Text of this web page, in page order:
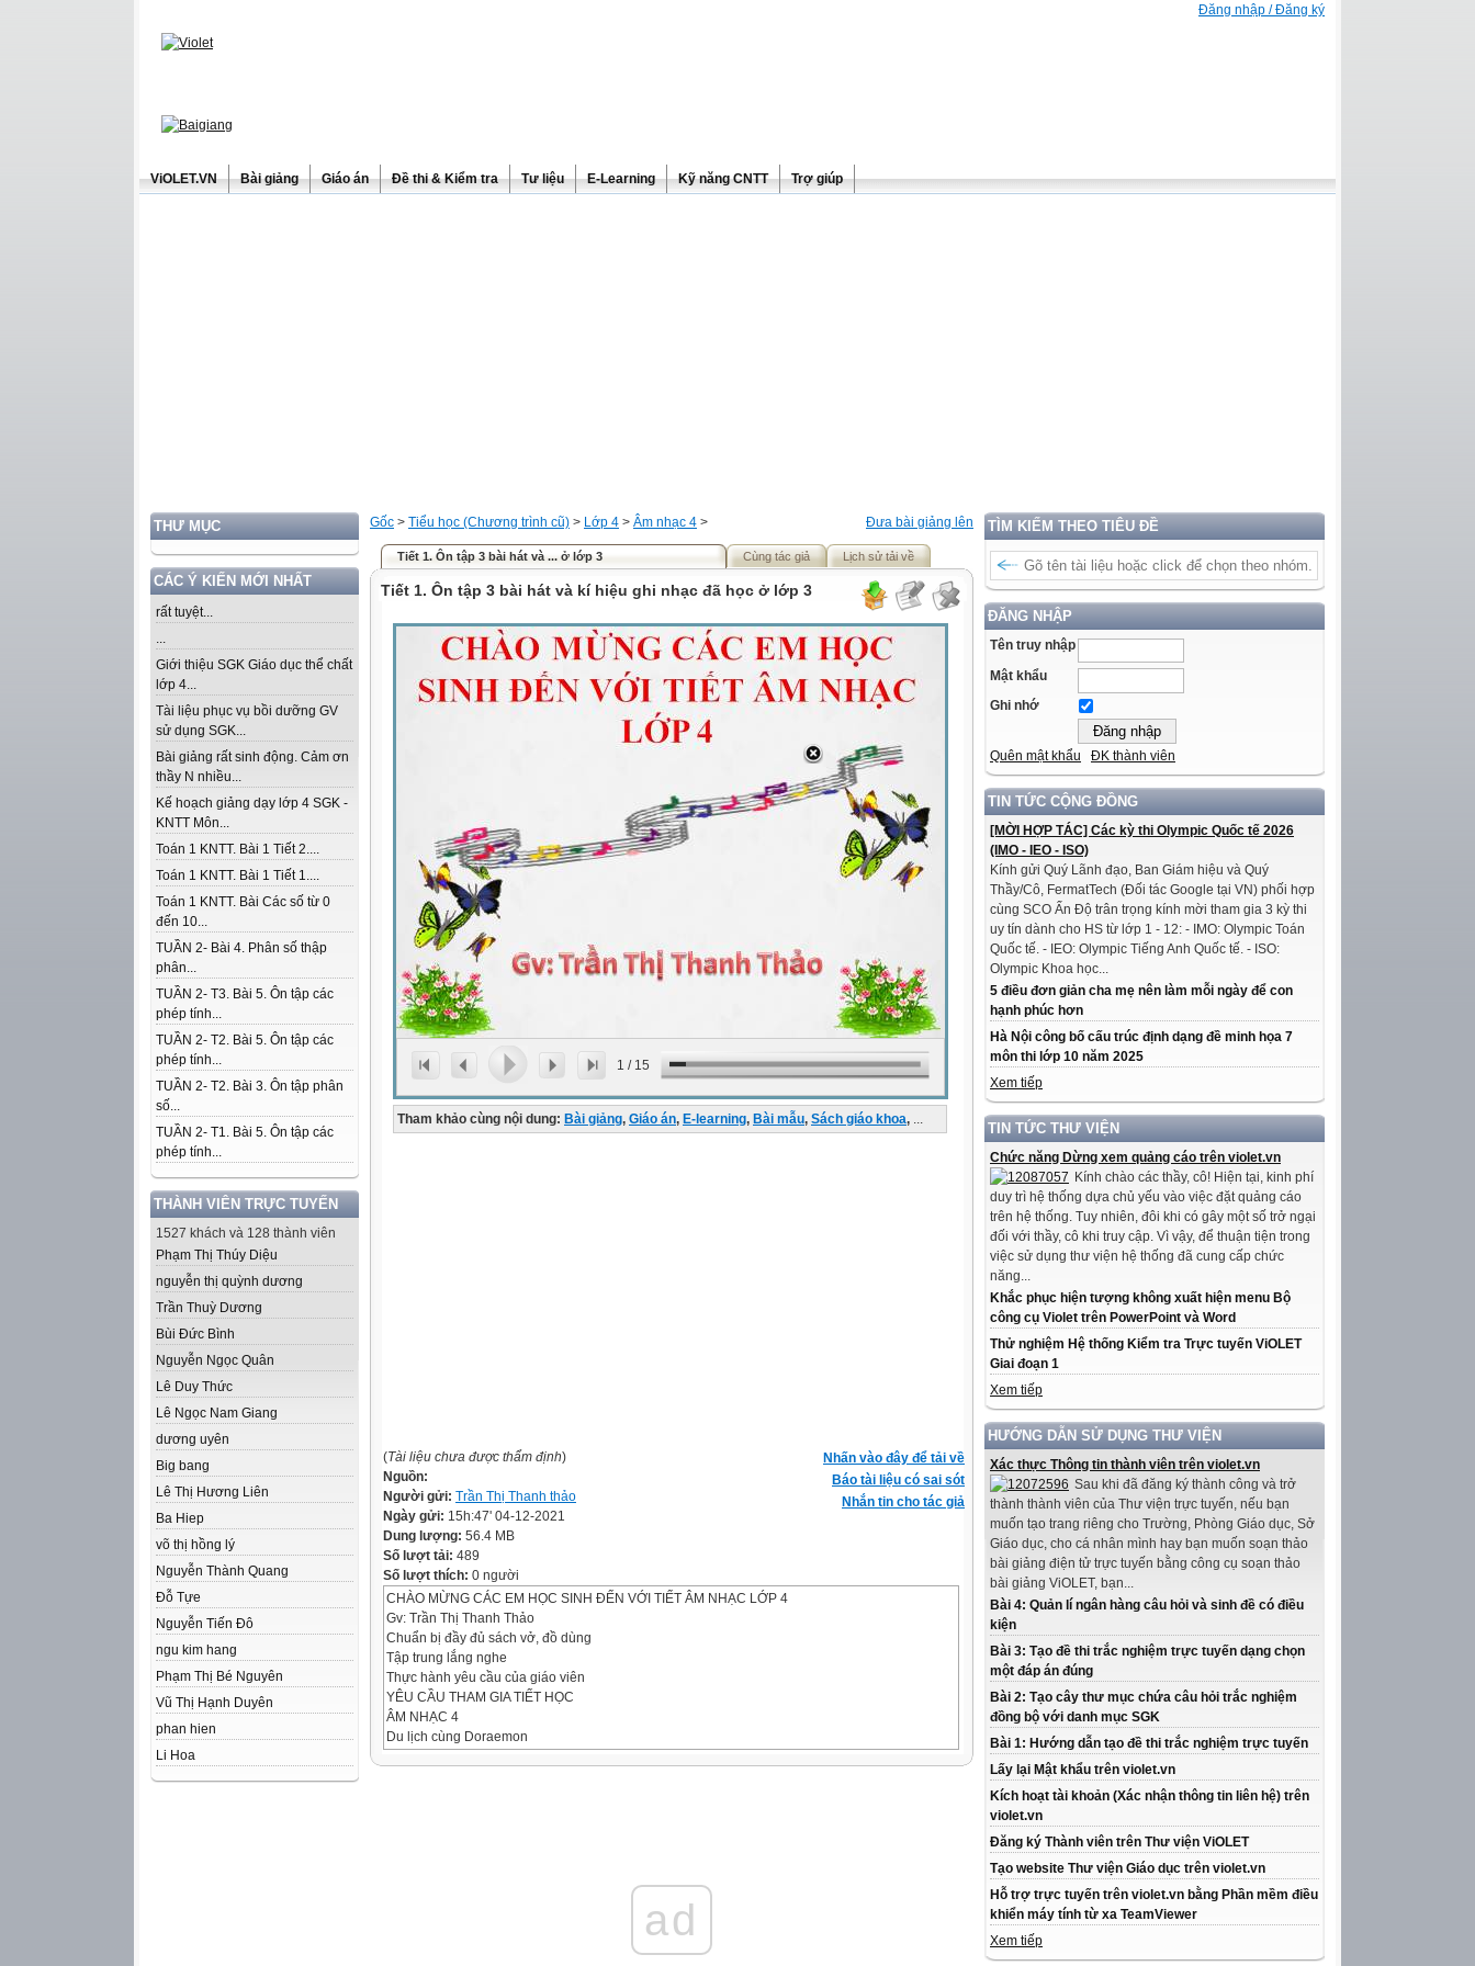
Đăng nhập / Đăng ký
ViOLET.VN Bài giảng Giáo án Đề thi & Kiểm tra Tư liệu E-Learning Kỹ năng CNTT Trợ giúp
THƯ MỤC
CÁC Ý KIẾN MỚI NHẤT
rất tuyệt...
...
Giới thiệu SGK Giáo dục thể chất
lớp 4...
Tài liệu phục vụ bồi dưỡng GV
sử dụng SGK...
Bài giảng rất sinh động. Cảm ơn
thầy N nhiều...
Kế hoạch giảng dạy lớp 4 SGK -
KNTT Môn...
Toán 1 KNTT. Bài 1 Tiết 2....
Toán 1 KNTT. Bài 1 Tiết 1....
Toán 1 KNTT. Bài Các số từ 0
đến 10...
TUẦN 2- Bài 4. Phân số thập
phân...
TUẦN 2- T3. Bài 5. Ôn tập các
phép tính...
TUẦN 2- T2. Bài 5. Ôn tập các
phép tính...
TUẦN 2- T2. Bài 3. Ôn tập phân
số...
TUẦN 2- T1. Bài 5. Ôn tập các
phép tính...
THÀNH VIÊN TRỰC TUYẾN
1527 khách và 128 thành viên
Phạm Thị Thúy Diệu
nguyễn thị quỳnh dương
Trần Thuỳ Dương
Bùi Đức Bình
Nguyễn Ngọc Quân
Lê Duy Thức
Lê Ngọc Nam Giang
dương uyên
Big bang
Lê Thị Hương Liên
Ba Hiep
võ thị hồng lý
Nguyễn Thành Quang
Đỗ Tựe
Nguyễn Tiến Đô
ngu kim hang
Phạm Thị Bé Nguyên
Vũ Thị Hạnh Duyên
phan hien
Li Hoa
TÌM KIẾM THEO TIÊU ĐỀ
ĐĂNG NHẬP
Tên truy nhập
Mật khẩu
Ghi nhớ
Quên mật khẩu ĐK thành viên
TIN TỨC CỘNG ĐỒNG
[MỜI HỢP TÁC] Các kỳ thi Olympic Quốc tế 2026
(IMO - IEO - ISO)
Kính gửi Quý Lãnh đạo, Ban Giám hiệu và Quý
Thầy/Cô, FermatTech (Đối tác Google tại VN) phối hợp
cùng SCO Ấn Độ trân trọng kính mời tham gia 3 kỳ thi
uy tín dành cho HS từ lớp 1 - 12: - IMO: Olympic Toán
Quốc tế. - IEO: Olympic Tiếng Anh Quốc tế. - ISO:
Olympic Khoa học...
5 điều đơn giản cha mẹ nên làm mỗi ngày để con
hạnh phúc hơn
Hà Nội công bố cấu trúc định dạng đề minh họa 7
môn thi lớp 10 năm 2025
Xem tiếp
TIN TỨC THƯ VIỆN
Chức năng Dừng xem quảng cáo trên violet.vn
Kính chào các thầy, cô! Hiện tại, kinh phí
duy trì hệ thống dựa chủ yếu vào việc đặt quảng cáo
trên hệ thống. Tuy nhiên, đôi khi có gây một số trở ngại
đối với thầy, cô khi truy cập. Vì vậy, để thuận tiện trong
việc sử dụng thư viện hệ thống đã cung cấp chức
năng...
Khắc phục hiện tượng không xuất hiện menu Bộ
công cụ Violet trên PowerPoint và Word
Thử nghiệm Hệ thống Kiểm tra Trực tuyến ViOLET
Giai đoạn 1
Xem tiếp
HƯỚNG DẪN SỬ DỤNG THƯ VIỆN
Xác thực Thông tin thành viên trên violet.vn
Sau khi đã đăng ký thành công và trở
thành thành viên của Thư viện trực tuyến, nếu bạn
muốn tạo trang riêng cho Trường, Phòng Giáo dục, Sở
Giáo dục, cho cá nhân mình hay bạn muốn soạn thảo
bài giảng điện tử trực tuyến bằng công cụ soạn thảo
bài giảng ViOLET, bạn...
Bài 4: Quản lí ngân hàng câu hỏi và sinh đề có điều
kiện
Bài 3: Tạo đề thi trắc nghiệm trực tuyến dạng chọn
một đáp án đúng
Bài 2: Tạo cây thư mục chứa câu hỏi trắc nghiệm
đồng bộ với danh mục SGK
Bài 1: Hướng dẫn tạo đề thi trắc nghiệm trực tuyến
Lấy lại Mật khẩu trên violet.vn
Kích hoạt tài khoản (Xác nhận thông tin liên hệ) trên
violet.vn
Đăng ký Thành viên trên Thư viện ViOLET
Tạo website Thư viện Giáo dục trên violet.vn
Hỗ trợ trực tuyến trên violet.vn bằng Phần mềm điều
khiển máy tính từ xa TeamViewer
Xem tiếp
Đưa bài giảng lên
Gốc > Tiểu học (Chương trình cũ) > Lớp 4 > Âm nhạc 4 >
Tiết 1. Ôn tập 3 bài hát và ... ở lớp 3 Cùng tác giả Lịch sử tải về
Tiết 1. Ôn tập 3 bài hát và kí hiệu ghi nhạc đã học ở lớp 3
1 / 15
Tham khảo cùng nội dung: Bài giảng, Giáo án, E-learning, Bài mẫu, Sách giáo khoa, ...
Nhấn vào đây để tải về
Báo tài liệu có sai sót
Nhắn tin cho tác giả
(Tài liệu chưa được thẩm định)
Nguồn:
Người gửi: Trần Thị Thanh thảo
Ngày gửi: 15h:47' 04-12-2021
Dung lượng: 56.4 MB
Số lượt tải: 489
Số lượt thích: 0 người
CHÀO MỪNG CÁC EM HỌC SINH ĐẾN VỚI TIẾT ÂM NHẠC LỚP 4
Gv: Trần Thị Thanh Thảo
Chuẩn bị đầy đủ sách vở, đồ dùng
Tập trung lắng nghe
Thực hành yêu cầu của giáo viên
YÊU CẦU THAM GIA TIẾT HỌC
ÂM NHẠC 4
Du lịch cùng Doraemon
ad